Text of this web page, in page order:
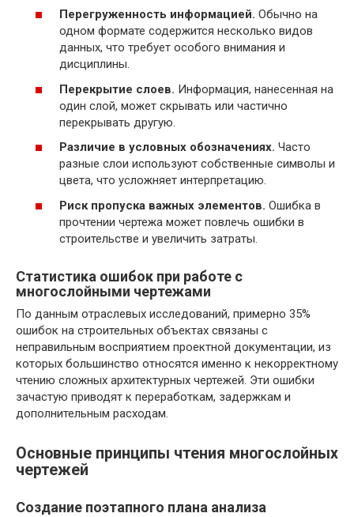
Перегруженность информацией. Обычно на
одном формате содержится несколько видов
данных, что требует особого внимания и
дисциплины.
Перекрытие слоев. Информация, нанесенная на
один слой, может скрывать или частично
перекрывать другую.
Различие в условных обозначениях. Часто
разные слои используют собственные символы и
цвета, что усложняет интерпретацию.
Риск пропуска важных элементов. Ошибка в
прочтении чертежа может повлечь ошибки в
строительстве и увеличить затраты.
Статистика ошибок при работе с
многослойными чертежами
По данным отраслевых исследований, примерно 35%
ошибок на строительных объектах связаны с
неправильным восприятием проектной документации, из
которых большинство относятся именно к некорректному
чтению сложных архитектурных чертежей. Эти ошибки
зачастую приводят к переработкам, задержкам и
дополнительным расходам.
Основные принципы чтения многослойных
чертежей
Создание поэтапного плана анализа